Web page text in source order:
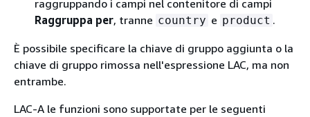
raggruppando i campi nel contenitore di campi
Raggruppa per, tranne country e product .
È possibile specificare la chiave di gruppo aggiunta o la
chiave di gruppo rimossa nell'espressione LAC, ma non
entrambe.
LAC-A le funzioni sono supportate per le seguenti